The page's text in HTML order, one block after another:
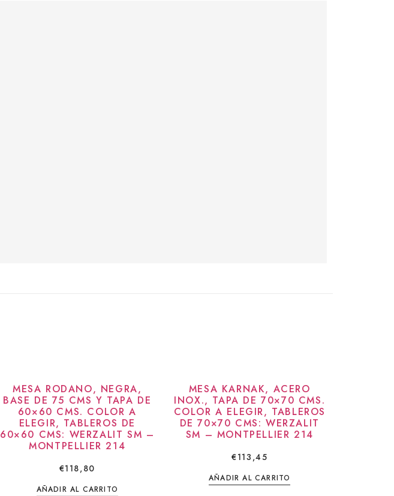
MESA RODANO, NEGRA,
BASE DE 75 CMS Y TAPA DE
60×60 CMS. COLOR A
ELEGIR, TABLEROS DE
60×60 CMS: WERZALIT SM –
MONTPELLIER 214
€118,80
AÑADIR AL CARRITO
MESA KARNAK, ACERO
INOX., TAPA DE 70×70 CMS.
COLOR A ELEGIR, TABLEROS
DE 70×70 CMS: WERZALIT
SM – MONTPELLIER 214
€ 113,45
AÑADIR AL CARRITO